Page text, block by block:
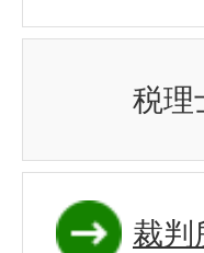
税理
裁判